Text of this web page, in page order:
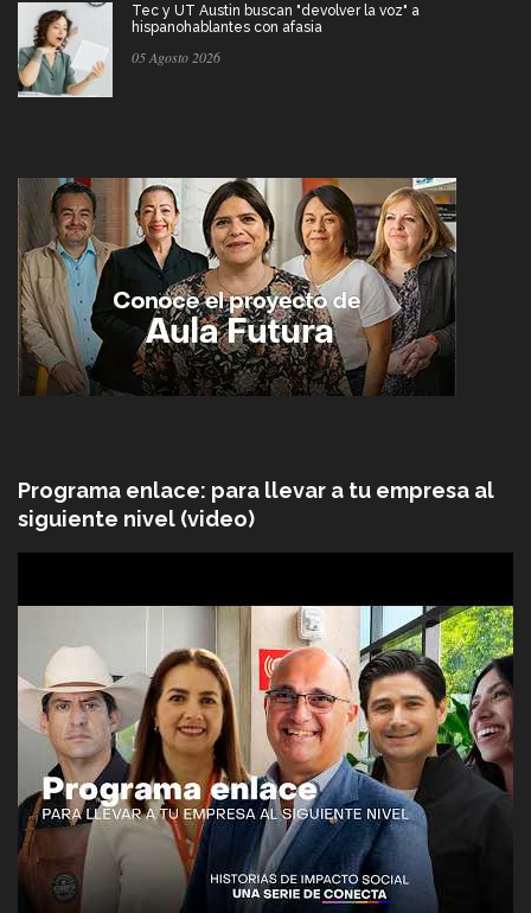
Tec y UT Austin buscan "devolver la voz" a
hispanohablantes con afasia
05 Agosto 2026
Programa enlace: para llevar a tu empresa al
siguiente nivel (video)